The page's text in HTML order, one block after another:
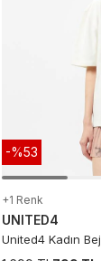
-%53
+1 Renk
UNITED4
United4 Kadın